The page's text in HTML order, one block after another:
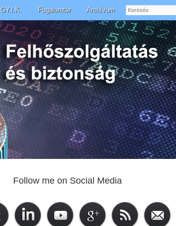
GY.I.K. Fogalomtár Archívum
Keresés
Follow me on Social Media